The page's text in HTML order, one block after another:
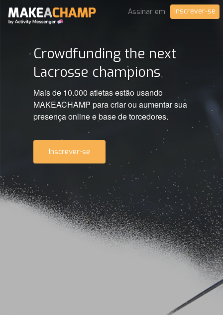
Assinar em Inscrever-se
Crowdfunding the next
Lacrosse champions
Mais de 10.000 atletas estão usando
MAKEACHAMP para criar ou aumentar sua
presença online e base de torcedores.
Inscrever-se